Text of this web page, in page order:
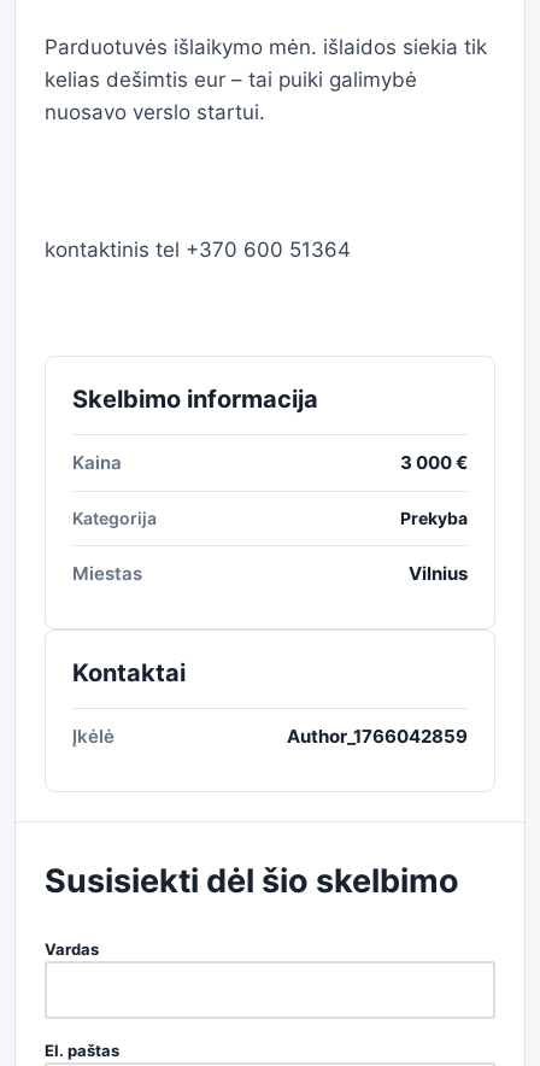
Parduotuvės išlaikymo mėn. išlaidos siekia tik
kelias dešimtis eur – tai puiki galimybė
nuosavo verslo startui.
kontaktinis tel +370 600 51364
Skelbimo informacija
Kaina 3 000 €
Kategorija Prekyba
Miestas Vilnius
Kontaktai
Įkėlė Author_1766042859
Susisiekti dėl šio skelbimo
Vardas
El. paštas